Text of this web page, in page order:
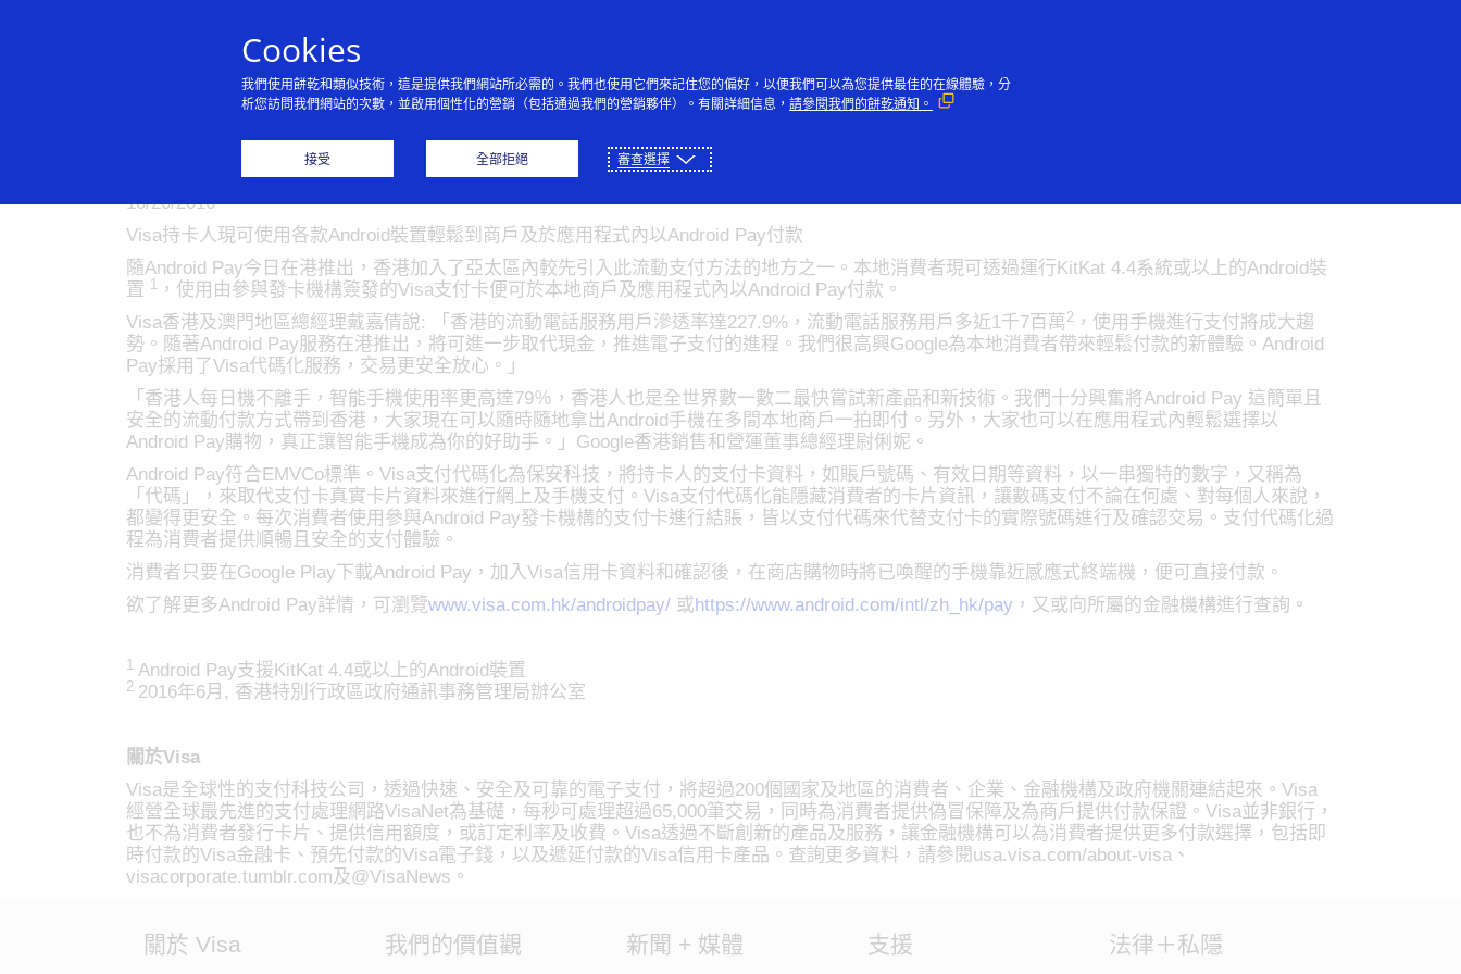
個人 企業與政府 創新者 社會大眾
Visa歡迎Android Pay在港推出
10/20/2016
Visa持卡人現可使用各款Android裝置輕鬆到商戶及於應用程式內以Android Pay付款
隨Android Pay今日在港推出，香港加入了亞太區內較先引入此流動支付方法的地方之一。本地消費者現可透過運行KitKat 4.4系統或以上的Android裝
置 1，使用由參與發卡機構簽發的Visa支付卡便可於本地商戶及應用程式內以Android Pay付款。
Visa香港及澳門地區總經理戴嘉倩說: 「香港的流動電話服務用戶滲透率達227.9%，流動電話服務用戶多近1千7百萬 2，使用手機進行支付將成大趨
勢。隨著Android Pay服務在港推出，將可進一步取代現金，推進電子支付的進程。我們很高興Google為本地消費者帶來輕鬆付款的新體驗。Android
Pay採用了Visa代碼化服務，交易更安全放心。」
「香港人每日機不離手，智能手機使用率更高達79％，香港人也是全世界數一數二最快嘗試新產品和新技術。我們十分興奮將Android Pay 這簡單且
安全的流動付款方式帶到香港，大家現在可以隨時隨地拿出Android手機在多間本地商戶一拍即付。另外，大家也可以在應用程式內輕鬆選擇以
Android Pay購物，真正讓智能手機成為你的好助手。」Google香港銷售和營運董事總經理尉俐妮。
Android Pay符合EMVCo標準。Visa支付代碼化為保安科技，將持卡人的支付卡資料，如賬戶號碼、有效日期等資料，以一串獨特的數字，又稱為
「代碼」，來取代支付卡真實卡片資料來進行網上及手機支付。Visa支付代碼化能隱藏消費者的卡片資訊，讓數碼支付不論在何處、對每個人來說，
都變得更安全。每次消費者使用參與Android Pay發卡機構的支付卡進行結賬，皆以支付代碼來代替支付卡的實際號碼進行及確認交易。支付代碼化過
程為消費者提供順暢且安全的支付體驗。
消費者只要在Google Play下載Android Pay，加入Visa信用卡資料和確認後，在商店購物時將已喚醒的手機靠近感應式終端機，便可直接付款。
欲了解更多Android Pay詳情，可瀏覽www.visa.com.hk/androidpay/或https://www.android.com/intl/zh_hk/pay ，又或向所屬的金融機構進行查詢。
1 Android Pay支援KitKat 4.4或以上的Android裝置
2 2016年6月, 香港特別行政區政府通訊事務管理局辦公室
關於Visa
Visa是全球性的支付科技公司，透過快速、安全及可靠的電子支付，將超過200個國家及地區的消費者、企業、金融機構及政府機關連結起來。Visa
經營全球最先進的支付處理網路VisaNet為基礎，每秒可處理超過65,000筆交易，同時為消費者提供偽冒保障及為商戶提供付款保證。Visa並非銀行，
也不為消費者發行卡片、提供信用額度，或訂定利率及收費。Visa透過不斷創新的產品及服務，讓金融機構可以為消費者提供更多付款選擇，包括即
時付款的Visa金融卡、預先付款的Visa電子錢，以及遞延付款的Visa信用卡產品。查詢更多資料，請參閱usa.visa.com/about-visa、
visacorporate.tumblr.com及@VisaNews。
關於 Visa 我們的價值觀 新聞 + 媒體 支援 法律＋私隱
Cookies
我們使用餅乾和類似技術，這是提供我們網站所必需的。我們也使用它們來記住您的偏好，以便我們可以為您提供最佳的在線體驗，分
析您訪問我們網站的次數，並啟用個性化的營銷（包括通過我們的營銷夥伴）。有關詳細信息， 請參閱我們的餅乾通知。
接受 全部拒絕 審查選擇